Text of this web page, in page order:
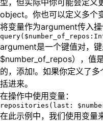
型，但实际中你可能会定义
object。你也可以定义多个
将变量作为argument传入操
argument是一个键值对，
$number_of_repos），值
的，添加!。如果你定义了
括进来。
在操作中使用变量：
在此示例中，我们使用变量